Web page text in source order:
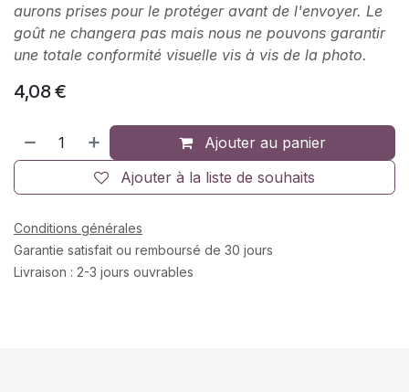
aurons prises pour le protéger avant de l'envoyer. Le
goût ne changera pas mais nous ne pouvons garantir
une totale conformité visuelle vis à vis de la photo.
4,08€
Ajouter au panier
Ajouter à la liste de souhaits
Conditions générales
Garantie satisfait ou remboursé de 30 jours
Livraison : 2-3 jours ouvrables